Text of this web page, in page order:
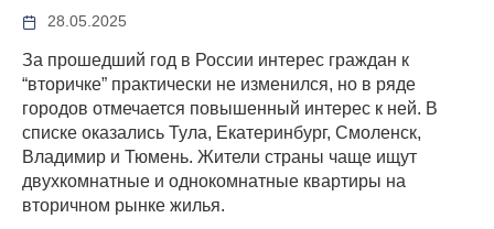
28.05.2025
За прошедший год в России интерес граждан к
“вторичке” практически не изменился, но в ряде
городов отмечается повышенный интерес к ней. В
списке оказались Тула, Екатеринбург, Смоленск,
Владимир и Тюмень. Жители страны чаще ищут
двухкомнатные и однокомнатные квартиры на
вторичном рынке жилья.